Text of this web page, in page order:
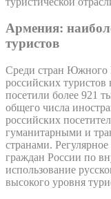
Армения:
туристов
Среди стран Южного
российских
посетили более 921
общего числа
российских
гуманитарными и
странами.
граждан России по
использование
высокого уровня